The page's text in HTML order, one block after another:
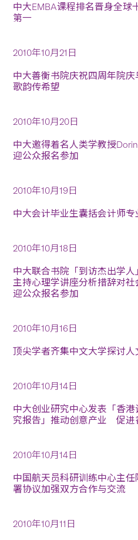
中大EMBA课程排名晋身全
第一
2010年10月21日
中大善衡书院庆祝四周年院
歌韵传希望
2010年10月20日
中大邀得着名人类学教授
迎公众报名参加
2010年10月19日
中大会计毕业生囊括会计师
2010年10月18日
中大联合书院「到访杰出学
主持心理学讲座分析措辞对
迎公众报名参加
2010年10月16日
顶尖学者齐集中文大学探讨
2010年10月14日
中大创业研究中心发表「香
究报告」推动创意产业 促进
2010年10月14日
中国航天员科研训练中心主
署协议加强双方合作与交流
2010年10月11日